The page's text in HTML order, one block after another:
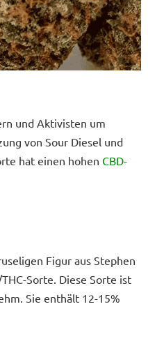
und Aktivisten um
von Sour Diesel und
hat einen hohen CBD-
Figur aus Stephen
Sorte. Diese Sorte ist
Sie enthält 12-15%